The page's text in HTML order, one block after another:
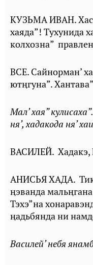
КУЗЬМА ИВАН.
хаяда”! Тухунида
колхозна”
ВСЕ. Сайнорман’
ютӊгуна”.
Мал’ хая”
ня’, хадакода ня’
ВАСИЛЕЙ. Хадакэ,
АНИСЬЯ ХАДА.
ӊэванда
Тэхэ”на
ӊадьбянда ни
Василей’ небя